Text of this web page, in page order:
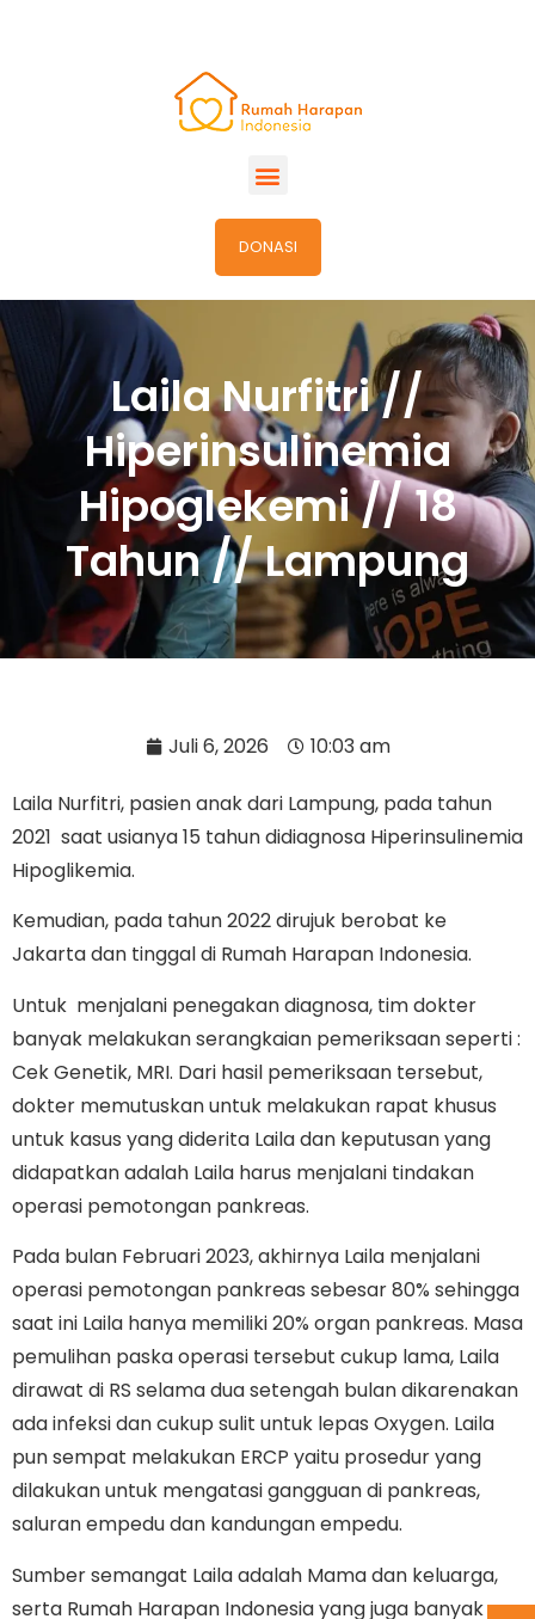
DONASI
Laila Nurfitri //
Hiperinsulinemia
Hipoglekemi // 18
Tahun // Lampung
Juli 6, 2026 10:03 am
Laila Nurfitri, pasien anak dari Lampung, pada tahun
2021 saat usianya 15 tahun didiagnosa Hiperinsulinemia
Hipoglikemia.
Kemudian, pada tahun 2022 dirujuk berobat ke
Jakarta dan tinggal di Rumah Harapan Indonesia.
Untuk menjalani penegakan diagnosa, tim dokter
banyak melakukan serangkaian pemeriksaan seperti :
Cek Genetik, MRI. Dari hasil pemeriksaan tersebut,
dokter memutuskan untuk melakukan rapat khusus
untuk kasus yang diderita Laila dan keputusan yang
didapatkan adalah Laila harus menjalani tindakan
operasi pemotongan pankreas.
Pada bulan Februari 2023, akhirnya Laila menjalani
operasi pemotongan pankreas sebesar 80% sehingga
saat ini Laila hanya memiliki 20% organ pankreas. Masa
pemulihan paska operasi tersebut cukup lama, Laila
dirawat di RS selama dua setengah bulan dikarenakan
ada infeksi dan cukup sulit untuk lepas Oxygen. Laila
pun sempat melakukan ERCP yaitu prosedur yang
dilakukan untuk mengatasi gangguan di pankreas,
saluran empedu dan kandungan empedu.
Sumber semangat Laila adalah Mama dan keluarga,
serta Rumah Harapan Indonesia yang juga banyak